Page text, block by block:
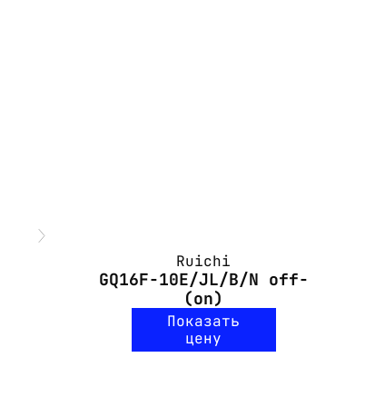
Ruichi
GQ16F-10E/JL/B/N off-
(on)
Показать
цену